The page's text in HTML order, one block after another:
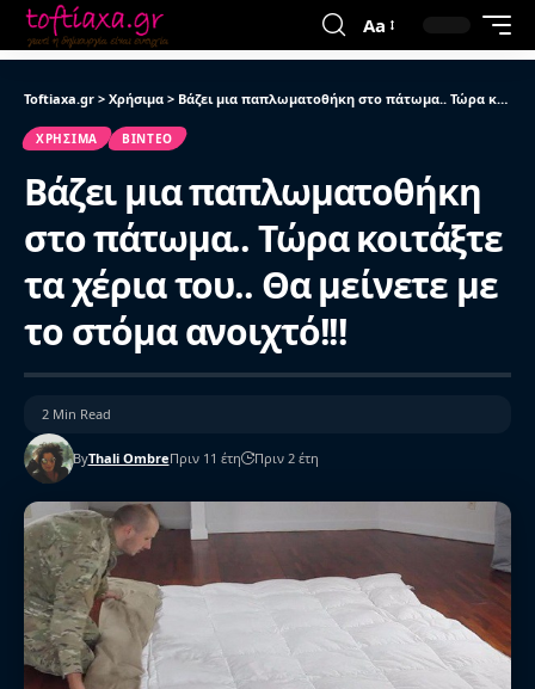
Aa
Toftiaxa.gr > Χρήσιμα > Βάζει μια παπλωματοθήκη στο πάτωμα.. Τώρα κοιτάξτε τα χέρια του.. Θα μείνετε με το στόμα ανοιχτό!!!
ΧΡΉΣΙΜΑ ΒΙΝΤΕΟ
Βάζει μια παπλωματοθήκη
στο πάτωμα.. Τώρα κοιτάξτε
τα χέρια του.. Θα μείνετε με
το στόμα ανοιχτό!!!
ByThali OmbreΠριν 11 έτη Πριν 2 έτη
2 Min Read